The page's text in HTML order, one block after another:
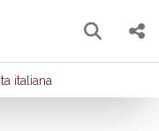
Pesquisar
Compartilhar
italiana